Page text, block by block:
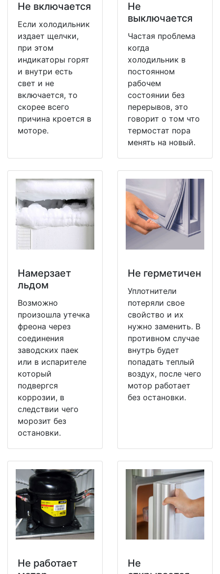
Не включается
Если холодильник
издает щелчки,
при этом
индикаторы горят
и внутри есть
свет и не
включается, то
скорее всего
причина кроется в
моторе.
Не
выключается
Частая проблема
когда
холодильник в
постоянном
рабочем
состоянии без
перерывов, это
говорит о том что
термостат пора
менять на новый.
Намерзает
льдом
Возможно
произошла утечка
фреона через
соединения
заводских паек
или в испарителе
который
подвергся
коррозии, в
следствии чего
морозит без
остановки.
Не герметичен
Уплотнители
потеряли свое
свойство и их
нужно заменить. В
противном случае
внутрь будет
попадать теплый
воздух, после чего
мотор работает
без остановки.
Не работает
Не